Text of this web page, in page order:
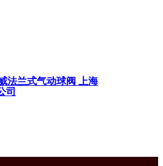
法兰式气动球阀 上海
司